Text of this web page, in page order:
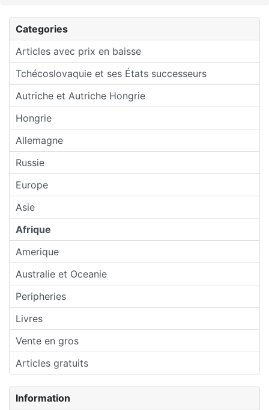
Categories
Articles avec prix en baisse
Tchécoslovaquie et ses États successeurs
Autriche et Autriche Hongrie
Hongrie
Allemagne
Russie
Europe
Asie
Afrique
Amerique
Australie et Oceanie
Peripheries
Livres
Vente en gros
Articles gratuits
Information